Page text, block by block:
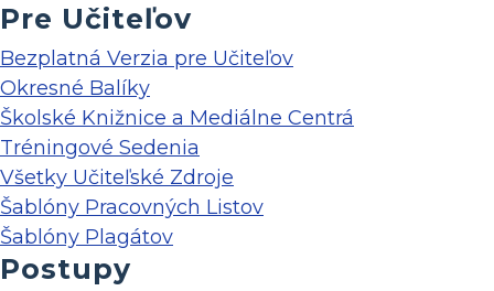
Pre Učiteľov
Bezplatná Verzia pre Učiteľov
Okresné Balíky
Školské Knižnice a Mediálne Centrá
Tréningové Sedenia
Všetky Učiteľské Zdroje
Šablóny Pracovných Listov
Šablóny Plagátov
Postupy